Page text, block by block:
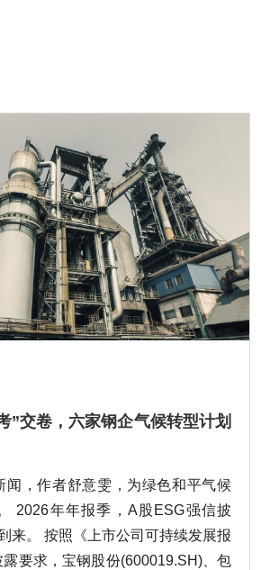
”交卷，六家钢企气候转型计划
闻，作者舒意雯，为绿色和平气候
2026年年报季，A股ESG强信披
来。 按照《上市公司可持续发展报
要求，宝钢股份(600019.SH)、包